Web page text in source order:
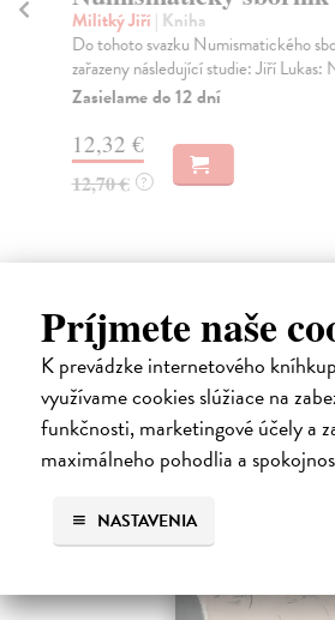
Príjmete naše
K prevádzke internetového
využívame cookies slúžiace na
funkčnosti, marketingové účely a
maximálneho pohodlia a
NASTAVENIA
Militký Jiří | Kniha
Do tohoto svazku Numismatického
zařazeny následující studie: Jiří Lukas:
Zasielame do 12 dní
12,32 €
12,70 € ?
Ďalšie z